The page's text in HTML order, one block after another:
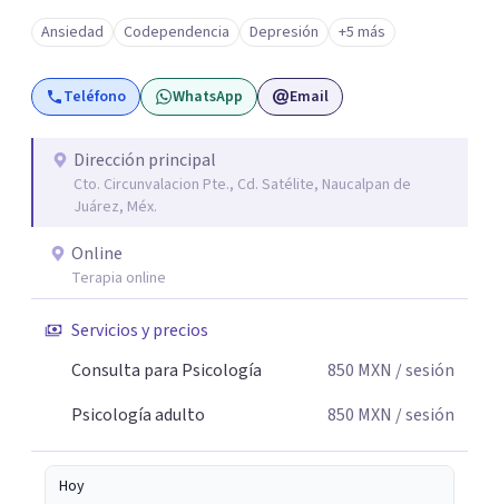
duda sobre tu vida o sobre como te sientes, basta para
empezar un viaje invaluable. ¡No dudes en contactarme
para agendar tu primera cita, con gusto te acompañaré
en este proceso!
Ansiedad Codependencia Depresión +5 más
Teléfono WhatsApp Email
Dirección principal
Cto. Circunvalacion Pte., Cd. Satélite, Naucalpan de
Juárez, Méx.
Online
Terapia online
Servicios y precios
Consulta para Psicología
850 MXN / sesión
Psicología adulto
850 MXN / sesión
Hoy